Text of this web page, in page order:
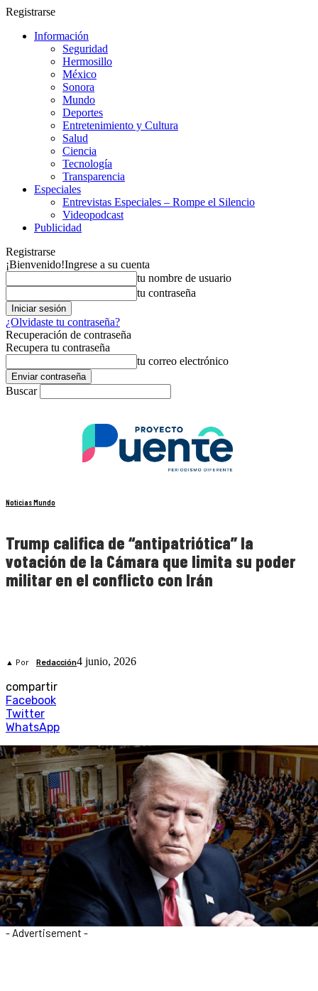
Registrarse
Información
Seguridad
Hermosillo
México
Sonora
Mundo
Deportes
Entretenimiento y Cultura
Salud
Ciencia
Tecnología
Transparencia
Especiales
Entrevistas Especiales – Rompe el Silencio
Videopodcast
Publicidad
Registrarse
¡Bienvenido!Ingrese a su cuenta
tu nombre de usuario
tu contraseña
¿Olvidaste tu contraseña?
Recuperación de contraseña
Recupera tu contraseña
tu correo electrónico
Buscar
Noticias Mundo
Trump califica de “antipatriótica” la
votación de la Cámara que limita su poder
militar en el conflicto con Irán
▲ Por Redacción4 junio, 2026
compartir
Facebook
Twitter
WhatsApp
- Advertisement -